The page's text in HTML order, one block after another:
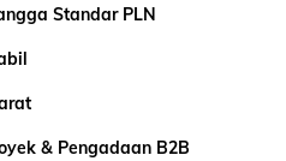
Standar PLN
& Pengadaan B2B